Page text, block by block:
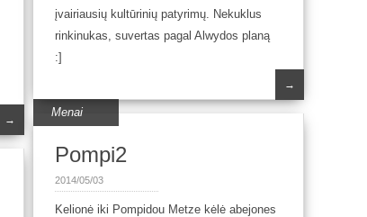
→
įvairiausių kultūrinių patyrimų. Nekuklus
rinkinukas, suvertas pagal Alwydos planą
:]
→
Menai
Pompi2
2014/05/03
Kelionė iki Pompidou Metze kėlė abejones